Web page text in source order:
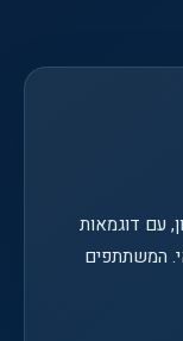
עם דוגמאות
המשתתפים